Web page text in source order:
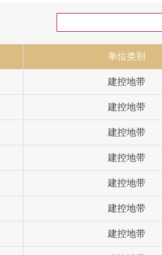
单位类别
建控地带
建控地带
建控地带
建控地带
建控地带
建控地带
建控地带